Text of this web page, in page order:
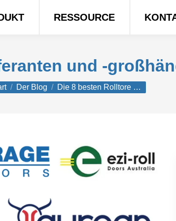
RESSOURCE
und -
sich hier:
Der Blog Die 8 besten Rolltore …